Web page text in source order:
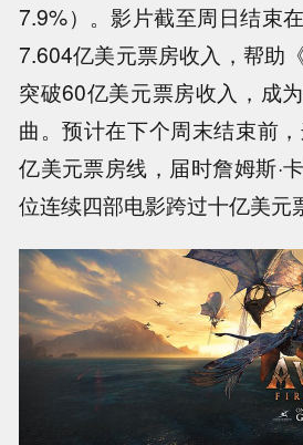
7.9%）。影片截至周日结束
7.604亿美元票房收入，帮助
突破60亿美元票房收入，成
曲。预计在下个周末结束前
亿美元票房线，届时詹姆斯·
位连续四部电影跨过十亿美元